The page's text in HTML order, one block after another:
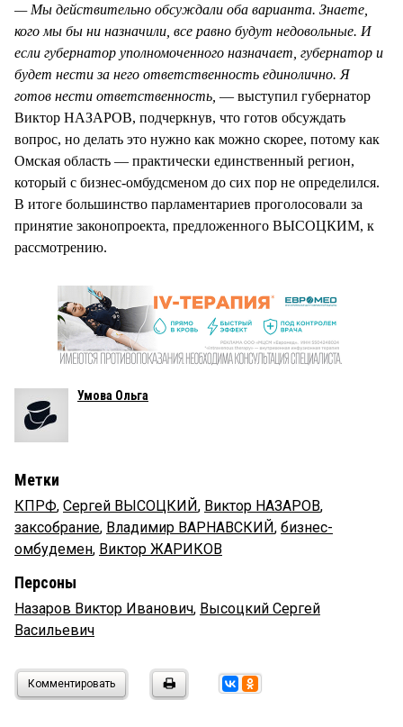
— Мы действительно обсуждали оба варианта. Знаете,
кого мы бы ни назначили, все равно будут недовольные. И
если губернатор уполномоченного назначает, губернатор и
будет нести за него ответственность единолично. Я
готов нести ответственность, — выступил губернатор
Виктор НАЗАРОВ, подчеркнув, что готов обсуждать
вопрос, но делать это нужно как можно скорее, потому как
Омская область — практически единственный регион,
который с бизнес-омбудсменом до сих пор не определился.
В итоге большинство парламентариев проголосовали за
принятие законопроекта, предложенного ВЫСОЦКИМ, к
рассмотрению.
Умова Ольга
Метки
КПРФ, Сергей ВЫСОЦКИЙ, Виктор НАЗАРОВ,
заксобрание, Владимир ВАРНАВСКИЙ, бизнес-
омбудемен, Виктор ЖАРИКОВ
Персоны
Назаров Виктор Иванович, Высоцкий Сергей
Васильевич
Комментировать